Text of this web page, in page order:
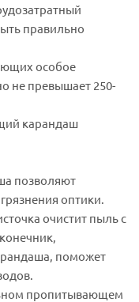
правильно
особое
не превышает 250-
карандаш
позволяют
оптики.
очистит пыль с
поможет
пропитывающем